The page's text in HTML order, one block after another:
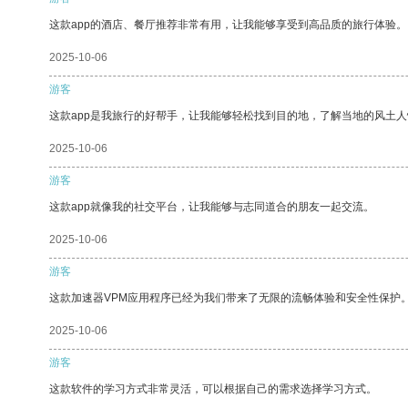
这款app的酒店、餐厅推荐非常有用，让我能够享受到高品质的旅行体验。
2025-10-06
游客
这款app是我旅行的好帮手，让我能够轻松找到目的地，了解当地的风土
2025-10-06
游客
这款app就像我的社交平台，让我能够与志同道合的朋友一起交流。
2025-10-06
游客
这款加速器VPM应用程序已经为我们带来了无限的流畅体验和安全性保护
2025-10-06
游客
这款软件的学习方式非常灵活，可以根据自己的需求选择学习方式。